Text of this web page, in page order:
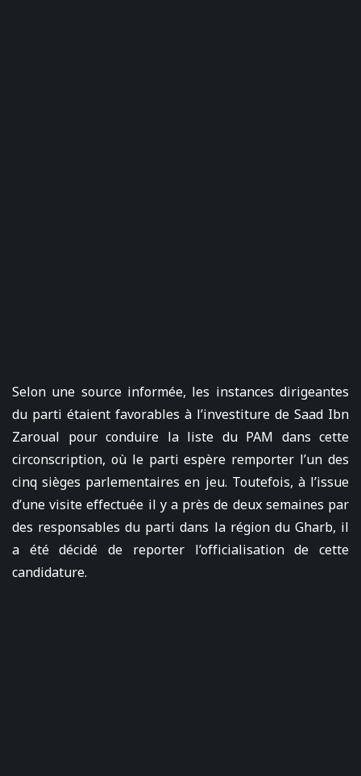
Selon une source informée, les instances dirigeantes
du parti étaient favorables à l’investiture de Saad Ibn
Zaroual pour conduire la liste du PAM dans cette
circonscription, où le parti espère remporter l’un des
cinq sièges parlementaires en jeu. Toutefois, à l’issue
d’une visite effectuée il y a près de deux semaines par
des responsables du parti dans la région du Gharb, il
a été décidé de reporter l’officialisation de cette
candidature.